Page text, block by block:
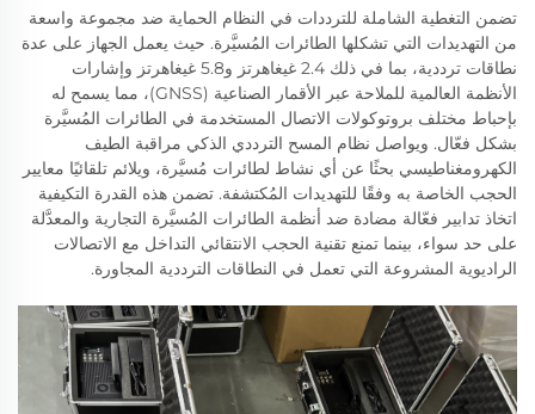
تضمن التغطية الشاملة للترددات في النظام الحماية ضد مجموعة واسعة
من التهديدات التي تشكلها الطائرات المُسيَّرة. حيث يعمل الجهاز على عدة
نطاقات ترددية، بما في ذلك 2.4 غيغاهرتز و5.8 غيغاهرتز وإشارات
الأنظمة العالمية للملاحة عبر الأقمار الصناعية (GNSS)، مما يسمح له
بإحباط مختلف بروتوكولات الاتصال المستخدمة في الطائرات المُسيَّرة
بشكل فعّال. ويواصل نظام المسح الترددي الذكي مراقبة الطيف
الكهرومغناطيسي بحثًا عن أي نشاط لطائرات مُسيَّرة، ويلائم تلقائيًا معايير
الحجب الخاصة به وفقًا للتهديدات المُكتشفة. تضمن هذه القدرة التكيفية
اتخاذ تدابير فعّالة مضادة ضد أنظمة الطائرات المُسيَّرة التجارية والمعدَّلة
على حد سواء، بينما تمنع تقنية الحجب الانتقائي التداخل مع الاتصالات
الراديوية المشروعة التي تعمل في النطاقات الترددية المجاورة.